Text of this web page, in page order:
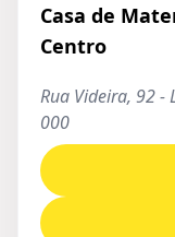
Casa de
Centro
Rua Videira, 92 -
000